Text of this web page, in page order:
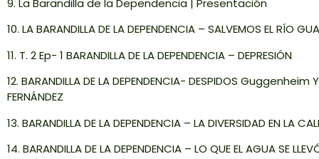
9. La Barandilla de la Dependencia | Presentación
10. LA BARANDILLA DE LA DEPENDENCIA – SALVEMOS EL RÍO
11. T. 2 Ep- 1 BARANDILLA DE LA DEPENDENCIA – DEPRESIÓN
12. BARANDILLA DE LA DEPENDENCIA- DESPIDOS Guggenheim
FERNÁNDEZ
13. BARANDILLA DE LA DEPENDENCIA – LA DIVERSIDAD EN LA
14. BARANDILLA DE LA DEPENDENCIA – LO QUE EL AGUA SE